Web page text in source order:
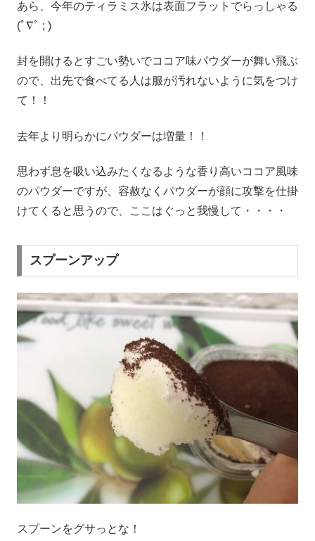
あら、今年のティラミス氷は表面フラットでらっしゃる
(ﾟ∇ﾟ ; )
封を開けるとすごい勢いでココア味パウダーが舞い飛ぶ
ので、出先で食べてる人は服が汚れないように気をつけ
て！！
去年より明らかにパウダーは増量！！
思わず息を吸い込みたくなるような香り高いココア風味
のパウダーですが、容赦なくパウダーが顔に攻撃を仕掛
けてくると思うので、ここはぐっと我慢して・・・・
スプーンアップ
スプーンをグサっとな！